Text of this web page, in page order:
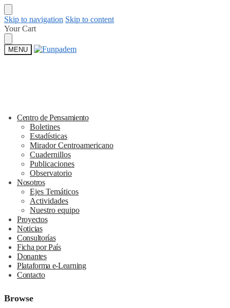
Skip to navigation Skip to content
Your Cart
MENU
Centro de Pensamiento
Boletines
Estadísticas
Mirador Centroamericano
Cuadernillos
Publicaciones
Observatorio
Nosotros
Ejes Temáticos
Actividades
Nuestro equipo
Proyectos
Noticias
Consultorías
Ficha por País
Donantes
Plataforma e-Learning
Contacto
Browse